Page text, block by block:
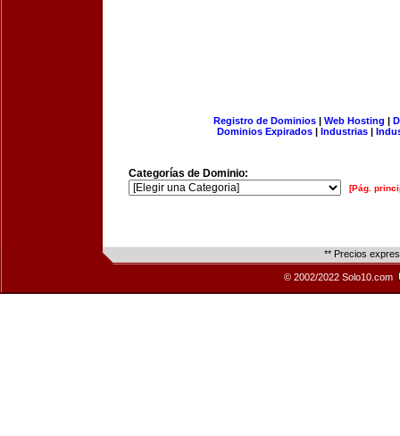
Registro de Dominios| Web Hosting |
Dominios Expirados | Industrias |
Categorías de Dominio:
[Pág.
** Precios
© 2002/2022 Solo10.com